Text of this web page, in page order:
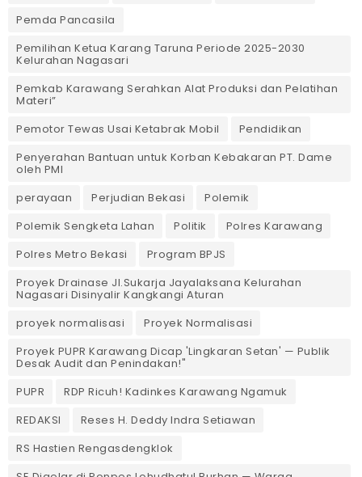
Pemda Pancasila
Pemilihan Ketua Karang Taruna Periode 2025-2030
Kelurahan Nagasari
Pemkab Karawang Serahkan Alat Produksi dan Pelatihan
Materi”
Pemotor Tewas Usai Ketabrak Mobil‎
Pendidikan
Penyerahan Bantuan untuk Korban Kebakaran PT. Dame
oleh PMI
perayaan
Perjudian Bekasi
Polemik
Polemik Sengketa Lahan
Politik
Polres Karawang
Polres Metro Bekasi
Program BPJS
Proyek Drainase Jl.Sukarja Jayalaksana Kelurahan
Nagasari Disinyalir Kangkangi Aturan
proyek normalisasi
Proyek Normalisasi
Proyek PUPR Karawang Dicap 'Lingkaran Setan' — Publik
Desak Audit dan Penindakan!"
PUPR
RDP Ricuh! Kadinkes Karawang Ngamuk
REDAKSI
Reses H. Deddy Indra Setiawan
RS Hastien Rengasdengklok